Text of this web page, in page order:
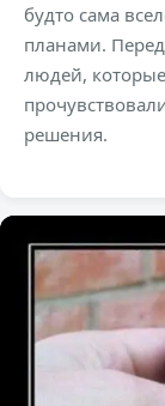
будто сама
планами.
людей,
решения.